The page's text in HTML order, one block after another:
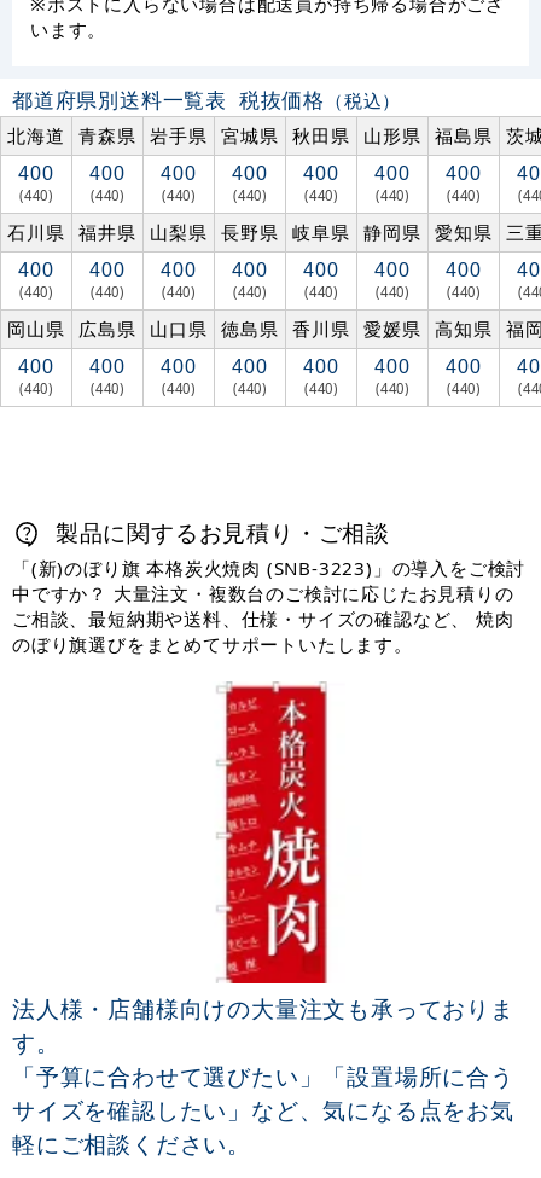
います。
都道府県別送料一覧表 税抜価格 （税込）
北海道
青森県 岩手県 宮城県 秋田県 山形県 福島県 茨
400
(440)
400
(440)
400
(440)
400
(440)
400
(440)
400
(440)
400
(440)
石川県 福井県 山梨県 長野県 岐阜県 静岡県 愛知県 三
400
(440)
400
(440)
400
(440)
400
(440)
400
(440)
400
(440)
400
(440)
岡山県 広島県 山口県 徳島県 香川県 愛媛県 高知県 福
400
(440)
400
(440)
400
(440)
400
(440)
400
(440)
400
(440)
400
(440)
製品に関するお見積り・ご相談
「(新)のぼり旗 本格炭火焼肉 (SNB-3223)」の導入をご検討
中ですか？ 大量注文・複数台のご検討に応じたお見積りの
ご相談、最短納期や送料、仕様・サイズの確認など、 焼肉
のぼり旗選びをまとめてサポートいたします。
法人様・店舗様向けの大量注文も承っておりま
す。
「予算に合わせて選びたい」「設置場所に合う
サイズを確認したい」など、気になる点をお気
軽にご相談ください。